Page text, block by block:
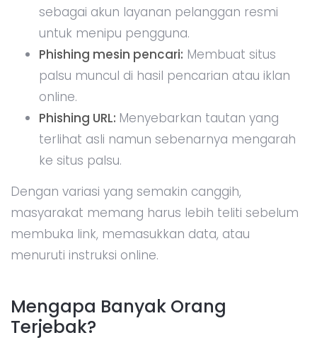
sebagai akun layanan pelanggan resmi
untuk menipu pengguna.
Phishing mesin pencari: Membuat situs
palsu muncul di hasil pencarian atau iklan
online.
Phishing URL: Menyebarkan tautan yang
terlihat asli namun sebenarnya mengarah
ke situs palsu.
Dengan variasi yang semakin canggih,
masyarakat memang harus lebih teliti sebelum
membuka link, memasukkan data, atau
menuruti instruksi online.
Mengapa Banyak Orang
Terjebak?